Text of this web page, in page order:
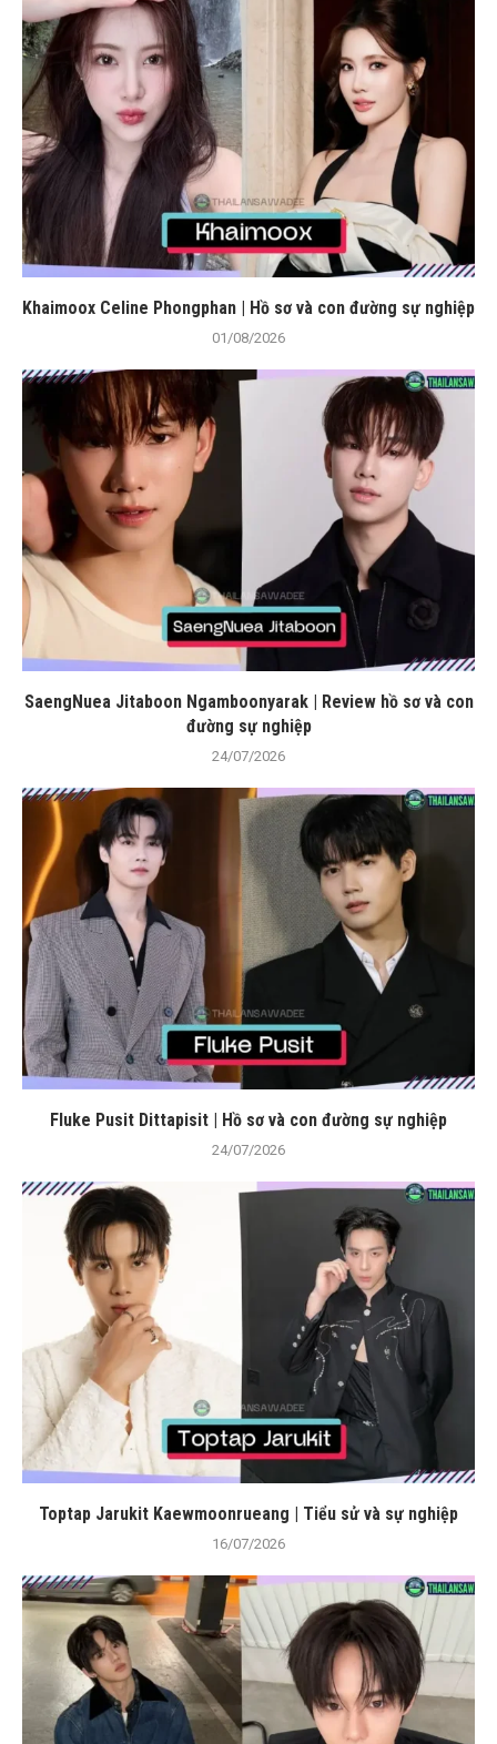
Khaimoox Celine Phongphan | Hồ sơ và con đường sự nghiệp
01/08/2026
SaengNuea Jitaboon Ngamboonyarak | Review hồ sơ và con
đường sự nghiệp
24/07/2026
Fluke Pusit Dittapisit | Hồ sơ và con đường sự nghiệp
24/07/2026
Toptap Jarukit Kaewmoonrueang | Tiểu sử và sự nghiệp
16/07/2026